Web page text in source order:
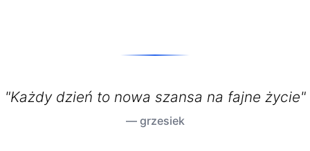
"Każdy dzień to nowa szansa na fajne życie"
— grzesiek